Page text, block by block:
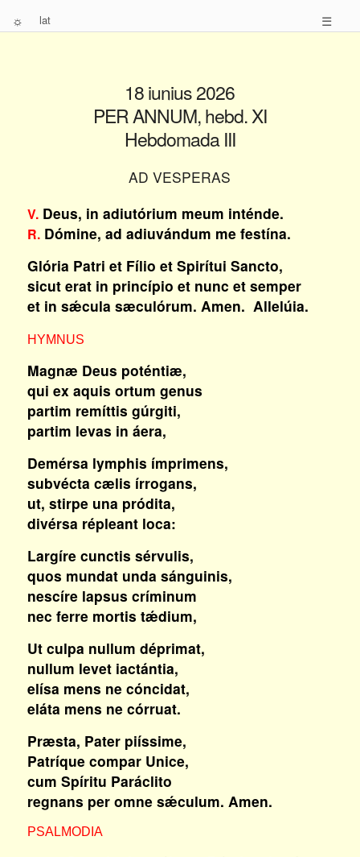
☼ lat ☰
18 iunius 2026
PER ANNUM, hebd. XI
Hebdomada III
AD VESPERAS
V.Deus, in adiutórium meum inténde.
R.Dómine, ad adiuvándum me festína.
Glória Patri et Fílio et Spirítui Sancto,
sicut erat in princípio et nunc et semper
et in sǽcula sæculórum. Amen. Allelúia.
HYMNUS
Magnæ Deus poténtiæ,
qui ex aquis ortum genus
partim remíttis gúrgiti,
partim levas in áera,
Demérsa lymphis ímprimens,
subvécta cælis írrogans,
ut, stirpe una pródita,
divérsa répleant loca:
Largíre cunctis sérvulis,
quos mundat unda sánguinis,
nescíre lapsus críminum
nec ferre mortis tǽdium,
Ut culpa nullum déprimat,
nullum levet iactántia,
elísa mens ne cóncidat,
eláta mens ne córruat.
Præsta, Pater piíssime,
Patríque compar Unice,
cum Spíritu Paráclito
regnans per omne sǽculum. Amen.
PSALMODIA